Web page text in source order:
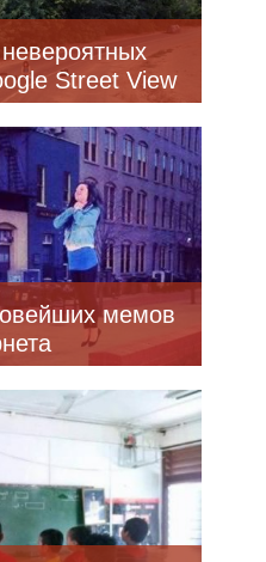
Street View
мемов